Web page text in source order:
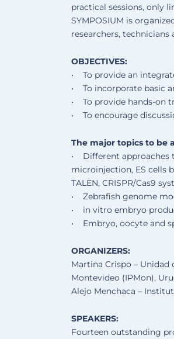
practical sessions, only
SYMPOSIUM is
researchers,
OBJECTIVES:
• To provide an
• To incorporate basic
• To provide hands-on
• To encourage
The major topics to be
• Different approaches
microinjection, ES cells
TALEN, CRISPR/Cas9
• Zebrafish genome
• in vitro embryo
• Embryo, oocyte and
ORGANIZERS:
Martina Crispo –
Montevideo (IPMon),
Alejo Menchaca –
SPEAKERS:
Fourteen outstanding